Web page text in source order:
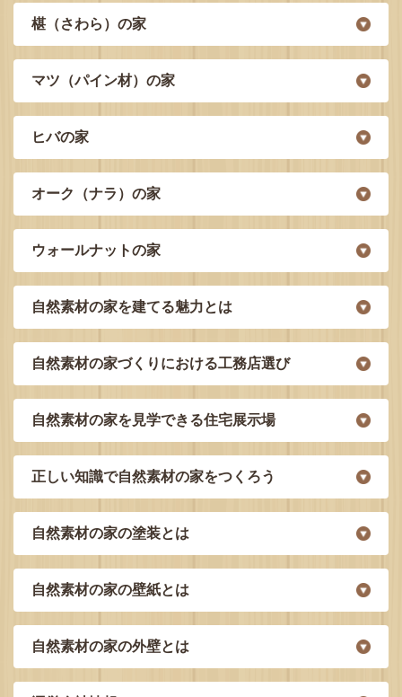
椹（さわら）の家
マツ（パイン材）の家
ヒバの家
オーク（ナラ）の家
ウォールナットの家
自然素材の家を建てる魅力とは
自然素材の家づくりにおける工務店選び
自然素材の家を見学できる住宅展示場
正しい知識で自然素材の家をつくろう
自然素材の家の塗装とは
自然素材の家の壁紙とは
自然素材の家の外壁とは